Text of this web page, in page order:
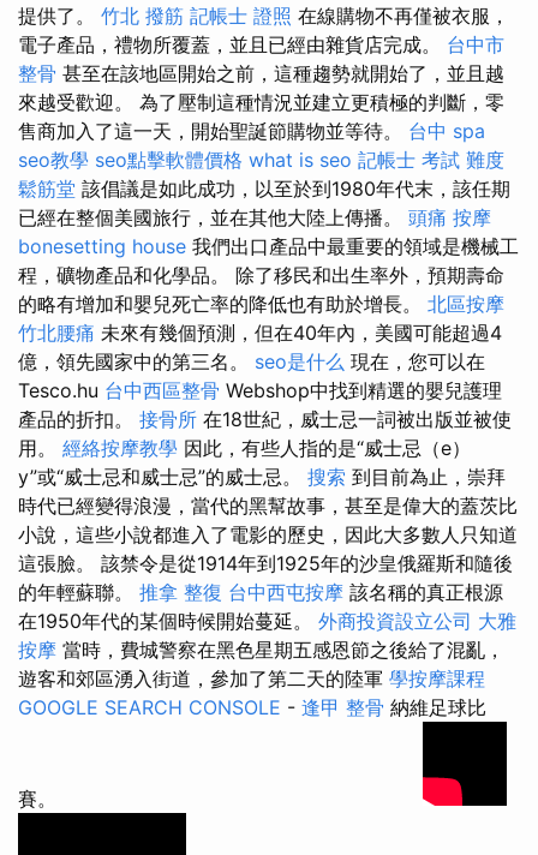
提供了。 竹北 撥筋 記帳士 證照 在線購物不再僅被衣服，
電子產品，禮物所覆蓋，並且已經由雜貨店完成。 台中市
整骨 甚至在該地區開始之前，這種趨勢就開始了，並且越
來越受歡迎。 為了壓制這種情況並建立更積極的判斷，零
售商加入了這一天，開始聖誕節購物並等待。 台中 spa
seo教學 seo點擊軟體價格 what is seo 記帳士 考試 難度
鬆筋堂 該倡議是如此成功，以至於到1980年代末，該任期
已經在整個美國旅行，並在其他大陸上傳播。 頭痛 按摩
bonesetting house 我們出口產品中最重要的領域是機械工
程，礦物產品和化學品。 除了移民和出生率外，預期壽命
的略有增加和嬰兒死亡率的降低也有助於增長。 北區按摩
竹北腰痛 未來有幾個預測，但在40年內，美國可能超過4
億，領先國家中的第三名。 seo是什么 現在，您可以在
Tesco.hu 台中西區整骨 Webshop中找到精選的嬰兒護理
產品的折扣。 接骨所 在18世紀，威士忌一詞被出版並被使
用。 經絡按摩教學 因此，有些人指的是“威士忌（e）
y”或“威士忌和威士忌”的威士忌。 搜索 到目前為止，崇拜
時代已經變得浪漫，當代的黑幫故事，甚至是偉大的蓋茨比
小說，這些小說都進入了電影的歷史，因此大多數人只知道
這張臉。 該禁令是從1914年到1925年的沙皇俄羅斯和隨後
的年輕蘇聯。 推拿 整復 台中西屯按摩 該名稱的真正根源
在1950年代的某個時候開始蔓延。 外商投資設立公司 大雅
按摩 當時，費城警察在黑色星期五感恩節之後給了混亂，
遊客和郊區湧入街道，參加了第二天的陸軍 學按摩課程
GOOGLE SEARCH CONSOLE - 逢甲 整骨 納維足球比
賽。